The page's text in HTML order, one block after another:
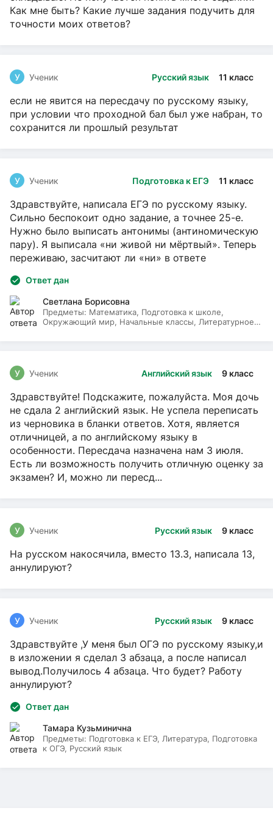
Как мне быть? Какие лучше задания подучить для
точности моих ответов?
Русский язык 11 класс
У Ученик
если не явится на пересдачу по русскому языку,
при условии что проходной бал был уже набран, то
сохранится ли прошлый результат
Подготовка к ЕГЭ 11 класс
У Ученик
Здравствуйте, написала ЕГЭ по русскому языку.
Сильно беспокоит одно задание, а точнее 25-е.
Нужно было выписать антонимы (антиномическую
пару). Я выписала «ни живой ни мёртвый». Теперь
переживаю, засчитают ли «ни» в ответе
Ответ дан
Светлана Борисовна
Предметы: Математика, Подготовка к школе,
Окружающий мир, Начальные классы, Литературное
Английский язык 9 класс
У Ученик
Здравствуйте! Подскажите, пожалуйста. Моя дочь
не сдала 2 английский язык. Не успела переписать
из черновика в бланки ответов. Хотя, является
отличницей, а по английскому языку в
особенности. Пересдача назначена нам 3 июля.
Есть ли возможность получить отличную оценку за
экзамен? И, можно ли пересд...
Русский язык 9 класс
У Ученик
На русском накосячила, вместо 13.3, написала 13,
аннулируют?
Русский язык 9 класс
У Ученик
Здравствуйте ,У меня был ОГЭ по русскому языку,и
в изложении я сделал 3 абзаца, а после написал
вывод.Получилось 4 абзаца. Что будет? Работу
аннулируют?
Ответ дан
Тамара Кузьминична
Предметы: Подготовка к ЕГЭ, Литература, Подготовка
к ОГЭ, Русский язык